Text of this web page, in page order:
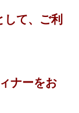
て、ご利
ナーをお